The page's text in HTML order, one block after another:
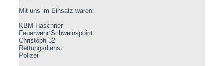
Mit uns im Einsatz waren:
KBM Haschner
Feuerwehr Schweinspoint
Christoph 32
Rettungsdienst
Polizei